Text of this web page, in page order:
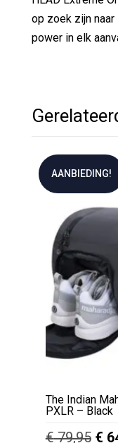
op zoek zijn
power in elk
AANBIEDING!
The Indian
PXLR – Black
€79,95 €